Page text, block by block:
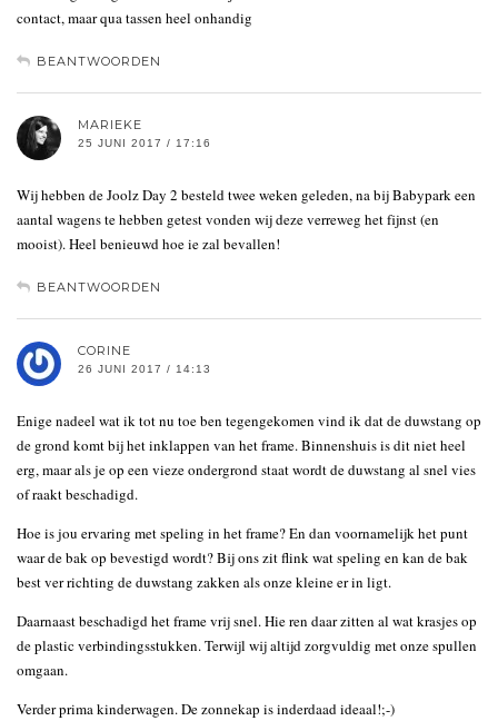
contact, maar qua tassen heel onhandig
BEANTWOORDEN
MARIEKE
25 JUNI 2017 / 17:16
Wij hebben de Joolz Day 2 besteld twee weken geleden, na bij Babypark een
aantal wagens te hebben getest vonden wij deze verreweg het fijnst (en
mooist). Heel benieuwd hoe ie zal bevallen!
BEANTWOORDEN
CORINE
26 JUNI 2017 / 14:13
Enige nadeel wat ik tot nu toe ben tegengekomen vind ik dat de duwstang op
de grond komt bij het inklappen van het frame. Binnenshuis is dit niet heel
erg, maar als je op een vieze ondergrond staat wordt de duwstang al snel vies
of raakt beschadigd.
Hoe is jou ervaring met speling in het frame? En dan voornamelijk het punt
waar de bak op bevestigd wordt? Bij ons zit flink wat speling en kan de bak
best ver richting de duwstang zakken als onze kleine er in ligt.
Daarnaast beschadigd het frame vrij snel. Hie ren daar zitten al wat krasjes op
de plastic verbindingsstukken. Terwijl wij altijd zorgvuldig met onze spullen
omgaan.
Verder prima kinderwagen. De zonnekap is inderdaad ideaal!;-)